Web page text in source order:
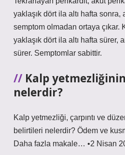
yaklaşık dört ila altı hafta
semptom olmadan ortaya çıkar.
yaklaşık dört ila altı hafta sürer,
sürer. Semptomlar sabittir.
Kalp
nelerdir?
Kalp yetmezliği, çarpıntı ve
belirtileri nelerdir? Ödem ve
Daha fazla makale… •2 Nisan